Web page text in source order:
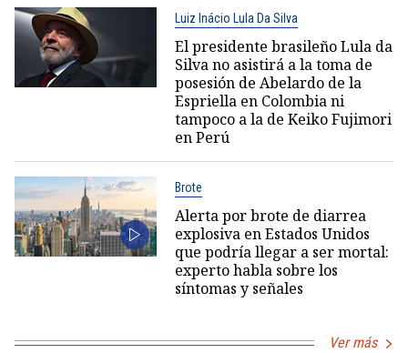
Luiz Inácio Lula Da Silva
El presidente brasileño Lula da
Silva no asistirá a la toma de
posesión de Abelardo de la
Espriella en Colombia ni
tampoco a la de Keiko Fujimori
en Perú
Brote
Alerta por brote de diarrea
explosiva en Estados Unidos
que podría llegar a ser mortal:
experto habla sobre los
síntomas y señales
Ver más